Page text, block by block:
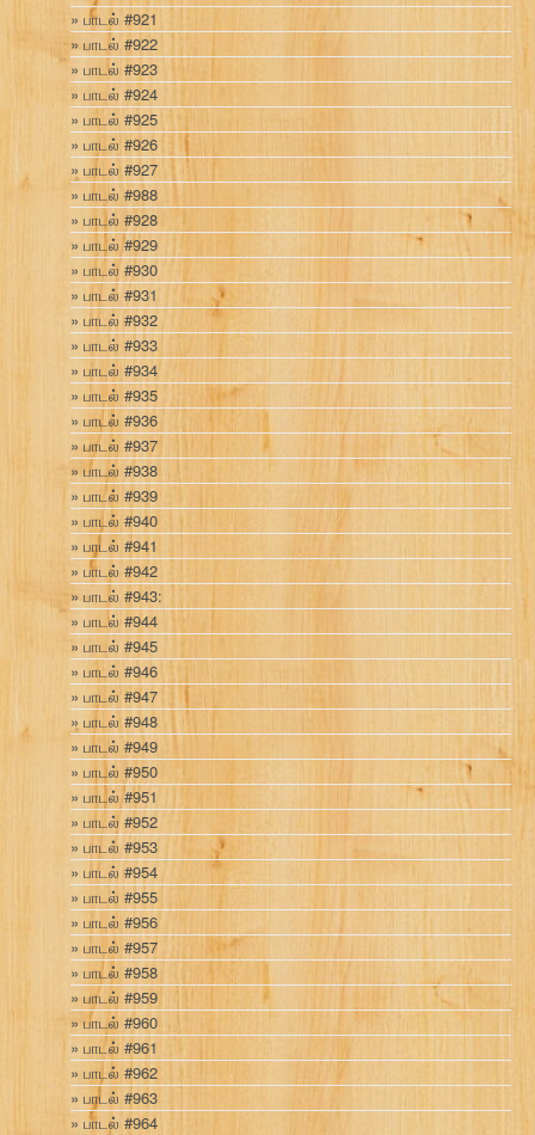
பாடல் #921
பாடல் #922
பாடல் #923
பாடல் #924
பாடல் #925
பாடல் #926
பாடல் #927
பாடல் #988
பாடல் #928
பாடல் #929
பாடல் #930
பாடல் #931
பாடல் #932
பாடல் #933
பாடல் #934
பாடல் #935
பாடல் #936
பாடல் #937
பாடல் #938
பாடல் #939
பாடல் #940
பாடல் #941
பாடல் #942
பாடல் #943:
பாடல் #944
பாடல் #945
பாடல் #946
பாடல் #947
பாடல் #948
பாடல் #949
பாடல் #950
பாடல் #951
பாடல் #952
பாடல் #953
பாடல் #954
பாடல் #955
பாடல் #956
பாடல் #957
பாடல் #958
பாடல் #959
பாடல் #960
பாடல் #961
பாடல் #962
பாடல் #963
பாடல் #964